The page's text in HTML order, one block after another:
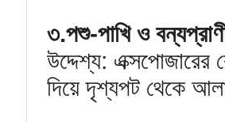
৩.পশু-পাখি ও
উদ্দেশ্য: এক্সপোজারের
দিয়ে দৃশ্যপট থেকে